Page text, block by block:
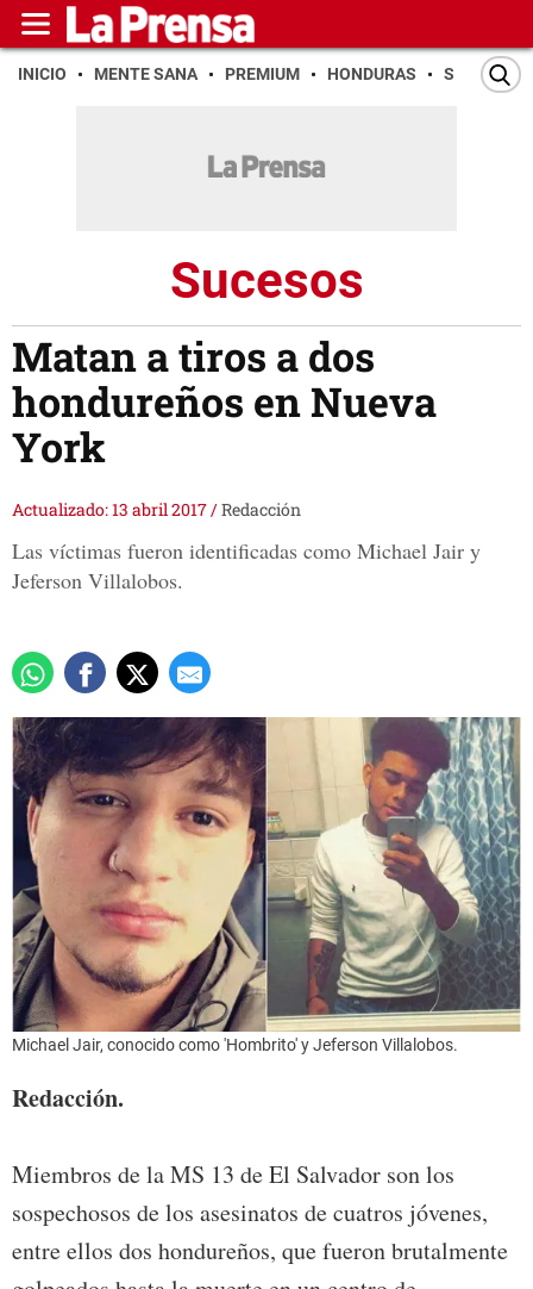
INICIO MENTE SANA PREMIUM HONDURAS SAN PEDRO
Sucesos
Matan a tiros a dos
hondureños en Nueva
York
Actualizado: 13 abril 2017/Redacción
Las víctimas fueron identificadas como Michael Jair y
Jeferson Villalobos.
Michael Jair, conocido como 'Hombrito' y Jeferson Villalobos.
Redacción.
Miembros de la MS 13 de El Salvador son los
sospechosos de los asesinatos de cuatros jóvenes,
entre ellos dos hondureños, que fueron brutalmente